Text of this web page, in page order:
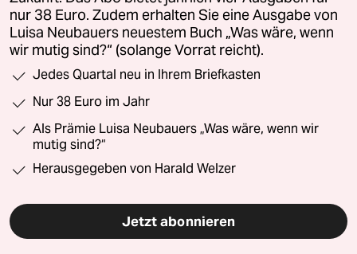
nur 38 Euro. Zudem erhalten Sie eine Ausgabe von
Luisa Neubauers neuestem Buch „Was wäre, wenn
wir mutig sind?“ (solange Vorrat reicht).
Jedes Quartal neu in Ihrem Briefkasten
Nur 38 Euro im Jahr
Als Prämie Luisa Neubauers „Was wäre, wenn wir
mutig sind?“
Herausgegeben von Harald Welzer
Jetzt abonnieren